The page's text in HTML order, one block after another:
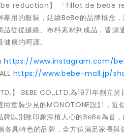
reduction】 「fillot de bebe
專用的服裝，延續BeBe的品牌概念
品從從縫線、布料素材到成品，皆
康的呵護。
https://www.instagram.com/
https://www.bebe-mall.jp/
】 BEBE CO.,LTD.為1971年創
用童裝少見的MONOTONE設計，
牌以別致印象深植人心的BeBe為
各具特色的品牌，全方位滿足家長與